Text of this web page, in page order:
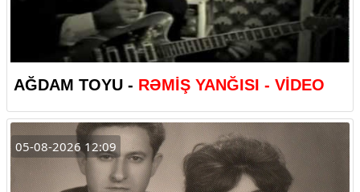
AĞDAM TOYU - RƏMİŞ YANĞISI - VİDEO
05-08-2026 12:09